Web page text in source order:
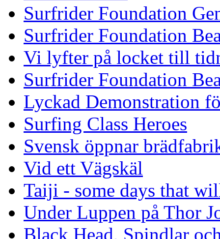
Surfrider Foundation
Surfrider Foundation
Vi lyfter på locket till
Surfrider Foundation
Lyckad Demonstration
Surfing Class Heroes
Svensk öppnar
Vid ett Vägskäl
Taiji - some days that
Under Luppen på Thor
Black Head, Spindlar